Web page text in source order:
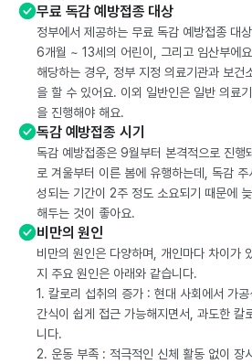
무료 독감 예방접종 대상
정부에서 제공하는 무료 독감 예방접종 대
6개월 ~ 13세의 어린이, 그리고 임산부에
해당하는 경우, 정부 지정 의료기관과 보건
을 할 수 있어요. 이외 일반인은 일반 의료
을 진행해야 해요.
독감 예방접종 시기
독감 예방접종은 9월부터 본격적으로 진행
로 겨울부터 이른 봄에 유행하는데, 독감
성되는 기간이 2주 정도 소요되기 때문에
해두는 것이 좋아요.
비만의 원인
비만의 원인은 다양하며, 개인마다 차이가
지 주요 원인은 아래와 같습니다.
1. 칼로리 섭취의 증가 : 현대 사회에서 가
간식이 쉽게 접근 가능해지면서, 과도한 칼
니다.
2. 운동 부족 : 적극적인 신체 활동 없이 장